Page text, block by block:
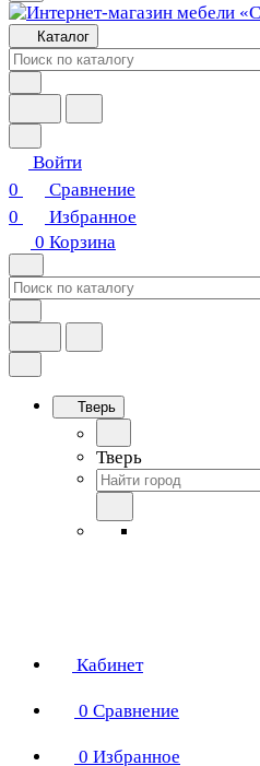
Каталог
Войти
0
Сравнение
0
Избранное
0 Корзина
Тверь
Тверь
Кабинет
0 Сравнение
0 Избранное